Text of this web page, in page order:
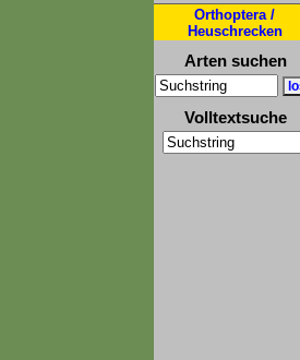
Orthoptera /
Heuschrecken
Arten suchen
Volltextsuche